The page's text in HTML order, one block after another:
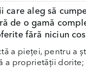
care aleg să
de o gamă
fără niciun
a pieței, pentru a
a proprietății dorite;